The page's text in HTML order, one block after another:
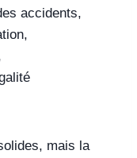
accidents,
mais la